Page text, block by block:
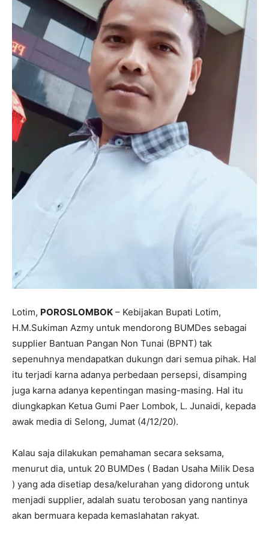
Lotim, POROSLOMBOK – Kebijakan Bupati Lotim,
H.M.Sukiman Azmy untuk mendorong BUMDes sebagai
supplier Bantuan Pangan Non Tunai (BPNT) tak
sepenuhnya mendapatkan dukungn dari semua pihak. Hal
itu terjadi karna adanya perbedaan persepsi, disamping
juga karna adanya kepentingan masing-masing. Hal itu
diungkapkan Ketua Gumi Paer Lombok, L. Junaidi, kepada
awak media di Selong, Jumat (4/12/20).
Kalau saja dilakukan pemahaman secara seksama,
menurut dia, untuk 20 BUMDes ( Badan Usaha Milik Desa
) yang ada disetiap desa/kelurahan yang didorong untuk
menjadi supplier, adalah suatu terobosan yang nantinya
akan bermuara kepada kemaslahatan rakyat.